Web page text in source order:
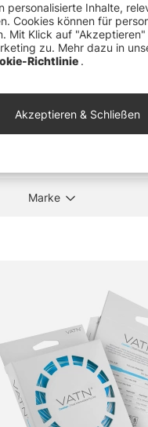
Wading
Marke
personalisierte Inhalte,
Cookies können für
Mit Klick auf "Akzeptieren"
zu. Mehr dazu in
Richtlinie .
Akzeptieren & Schließen